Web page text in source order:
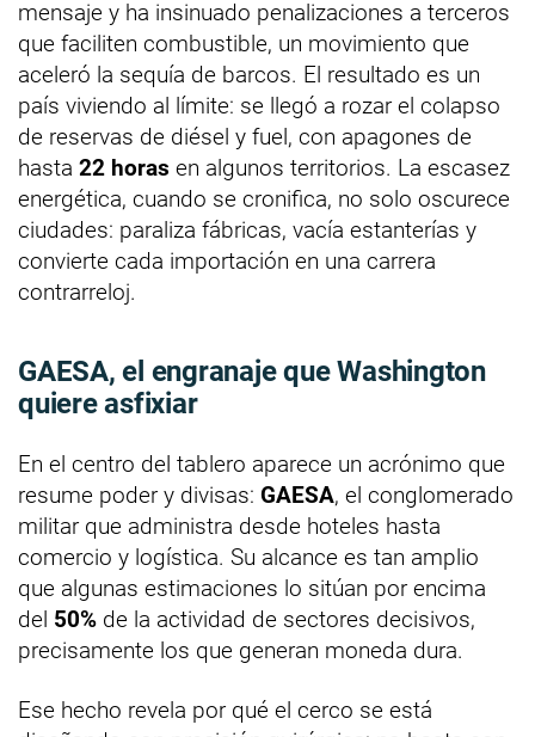
mensaje y ha insinuado penalizaciones a terceros
que faciliten combustible, un movimiento que
aceleró la sequía de barcos. El resultado es un
país viviendo al límite: se llegó a rozar el colapso
de reservas de diésel y fuel, con apagones de
hasta 22 horas en algunos territorios. La escasez
energética, cuando se cronifica, no solo oscurece
ciudades: paraliza fábricas, vacía estanterías y
convierte cada importación en una carrera
contrarreloj.
GAESA, el engranaje que Washington
quiere asfixiar
En el centro del tablero aparece un acrónimo que
resume poder y divisas: GAESA, el conglomerado
militar que administra desde hoteles hasta
comercio y logística. Su alcance es tan amplio
que algunas estimaciones lo sitúan por encima
del 50% de la actividad de sectores decisivos,
precisamente los que generan moneda dura.
Ese hecho revela por qué el cerco se está